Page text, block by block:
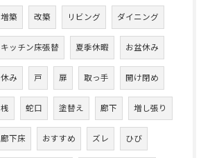
増築 改築 リビング ダイニング
キッチン床張替 夏季休暇 お盆休み
休み 戸 扉 取っ手 開け閉め
桟 蛇口 塗替え 廊下 増し張り
廊下床 おすすめ ズレ ひび